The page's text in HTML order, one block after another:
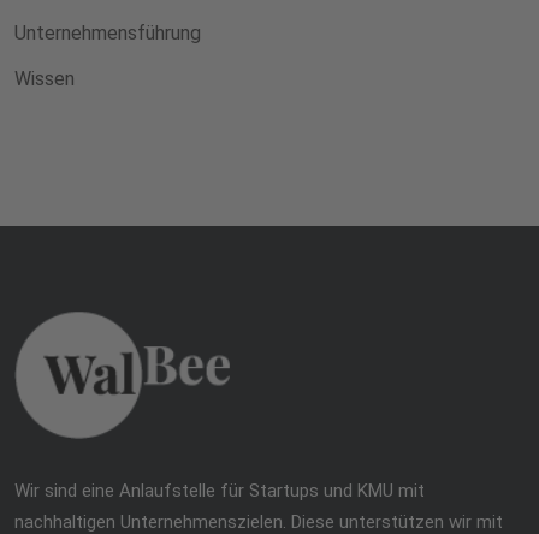
Unternehmensführung
Wissen
Wir sind eine Anlaufstelle für Startups und KMU mit
nachhaltigen Unternehmenszielen. Diese unterstützen wir mit